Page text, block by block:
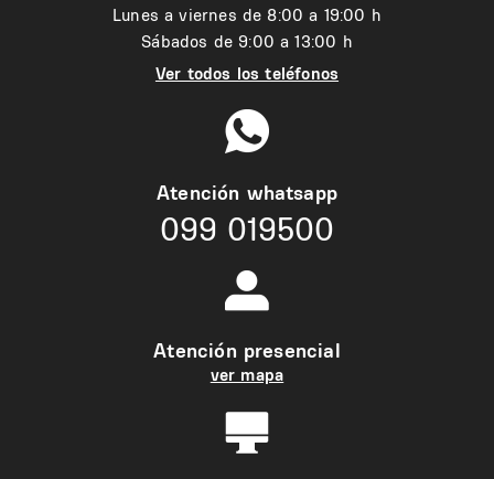
Lunes a viernes de 8:00 a 19:00 h
Sábados de 9:00 a 13:00 h
Ver todos los teléfonos
Atención whatsapp
099 019500
Atención presencial
ver mapa